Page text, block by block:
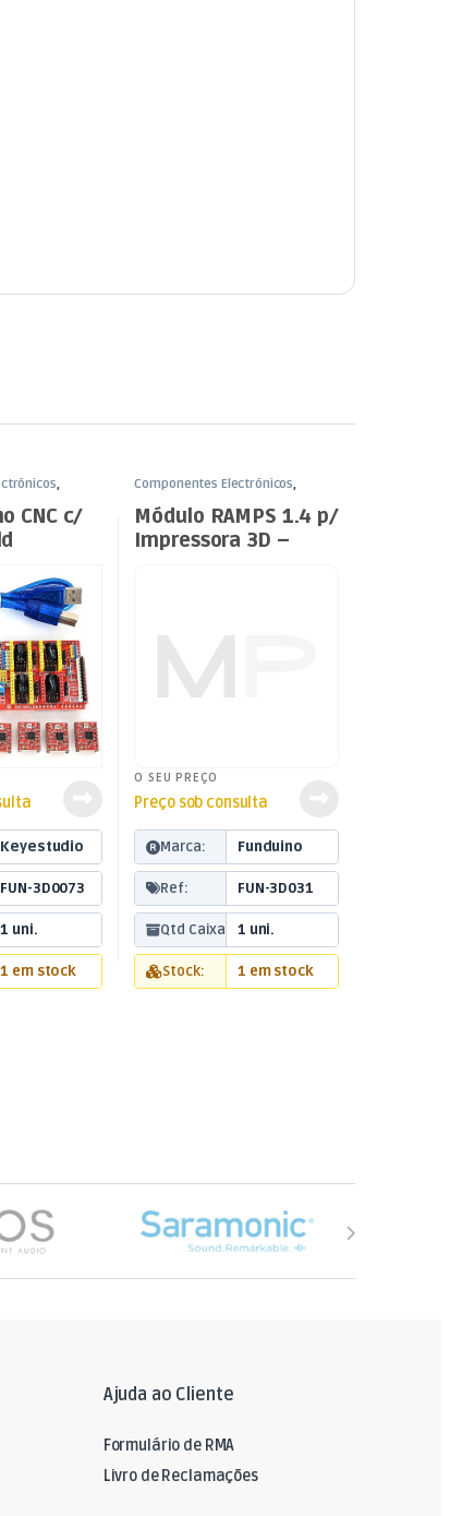
,
CNC c/
A4988
Keyestudio
FUN-3D0073
1 uni.
1 em stock
Componentes Electrónicos,
Módulo RAMPS 1.4 p/
Impressora 3D –
O SEU PREÇO
Preço sob consulta
Marca: Funduino
Ref: FUN-3D031
Qtd Caixa: 1 uni.
Stock: 1 em stock
Ajuda ao Cliente
Formulário de RMA
Livro de Reclamações